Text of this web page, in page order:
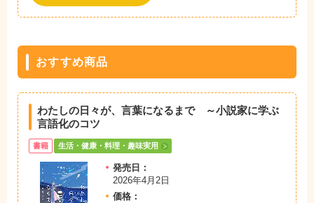
おすすめ商品
わたしの日々が、言葉になるまで ～小説家に学ぶ
言語化のコツ
書籍 生活・健康・料理・趣味実用
発売日：
2026年4月2日
価格：